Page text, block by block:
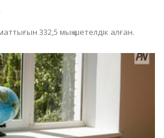
332,5 мың шетелдік алған.